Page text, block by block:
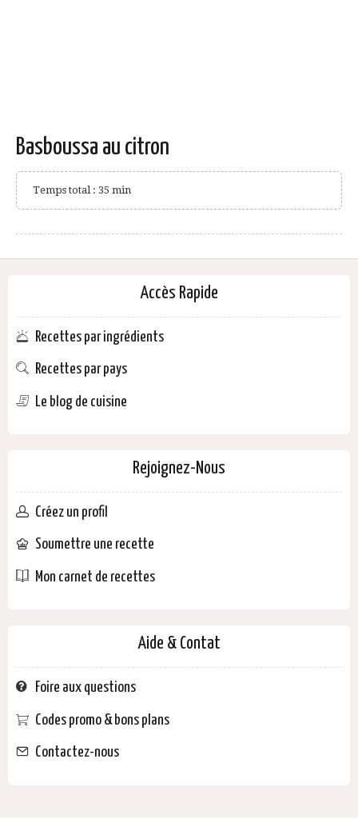
Basboussa au citron
Temps total : 35 min
Accès Rapide
Recettes par ingrédients
Recettes par pays
Le blog de cuisine
Rejoignez-Nous
Créez un profil
Soumettre une recette
Mon carnet de recettes
Aide & Contat
Foire aux questions
Codes promo & bons plans
Contactez-nous